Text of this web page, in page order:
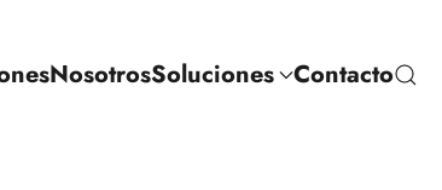
NosotrosSoluciones Contacto